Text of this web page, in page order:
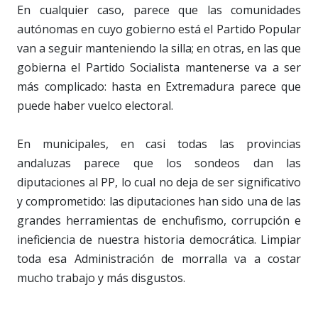
En cualquier caso, parece que las comunidades
autónomas en cuyo gobierno está el Partido Popular
van a seguir manteniendo la silla; en otras, en las que
gobierna el Partido Socialista mantenerse va a ser
más complicado: hasta en Extremadura parece que
puede haber vuelco electoral.
En municipales, en casi todas las provincias
andaluzas parece que los sondeos dan las
diputaciones al PP, lo cual no deja de ser significativo
y comprometido: las diputaciones han sido una de las
grandes herramientas de enchufismo, corrupción e
ineficiencia de nuestra historia democrática. Limpiar
toda esa Administración de morralla va a costar
mucho trabajo y más disgustos.